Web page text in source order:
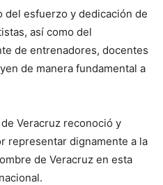
del esfuerzo y dedicación de
así como del
de entrenadores, docentes
de manera fundamental a
Veracruz reconoció y
representar dignamente a la
de Veracruz en esta